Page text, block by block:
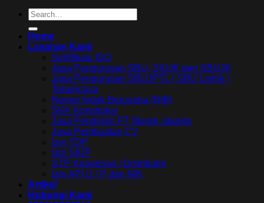
Home
Layanan Kami
Sertifikasi ISO
Jasa Pengurusan SBU, SIUJK dan SBUJK
Jasa Pengurusan SBUJPTL ( SBU Listrik )
Terpercaya
Nomor Induk Berusaha (NIB)
SKK Konstruksi
Jasa Pendirian PT Murah Jakarta
Jasa Pembuatan CV
Izin TDP
Izin SIUP
STP Keagenan / Distributor
Izin API U / P dan NIK
Artikel
Hubungi Kami